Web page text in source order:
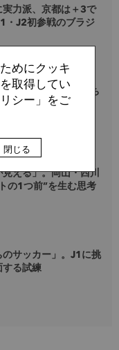
力派、京都は＋3で
・J2初参戦のブラジ
刺す、仙台の槍。「ち
年目の正直で、有田
える」。岡山・西川
の1つ前”を生む思考
のサッカー」。J1に挑
する試練
めにクッキ
取得してい
シー」をご
閉じる